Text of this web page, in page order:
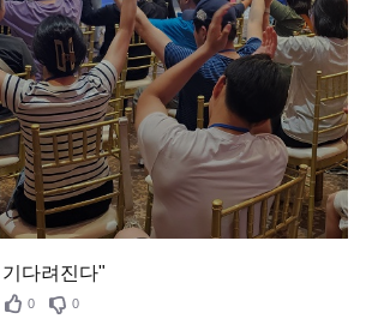
다려진다"
0 0